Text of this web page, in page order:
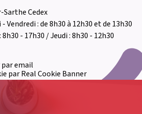
Sarthe Cedex
Vendredi : de 8h30 à 12h30 et de 13h30
- 17h30 / Jeudi : 8h30 - 12h30
email
par Real Cookie Banner